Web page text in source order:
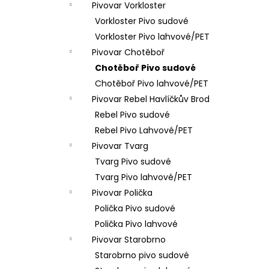
Pivovar Vorkloster
Vorkloster Pivo sudové
Vorkloster Pivo lahvové/PET
Pivovar Chotěboř
Chotěboř Pivo sudové
Chotěboř Pivo lahvové/PET
Pivovar Rebel Havlíčkův Brod
Rebel Pivo sudové
Rebel Pivo Lahvové/PET
Pivovar Tvarg
Tvarg Pivo sudové
Tvarg Pivo lahvové/PET
Pivovar Polička
Polička Pivo sudové
Polička Pivo lahvové
Pivovar Starobrno
Starobrno pivo sudové